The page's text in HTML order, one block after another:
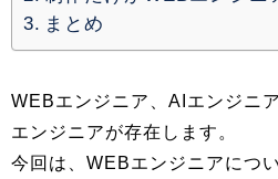
まとめ
WEBエンジニア、AIエンジニ
エンジニアが存在します。
今回は、WEBエンジニアにつ